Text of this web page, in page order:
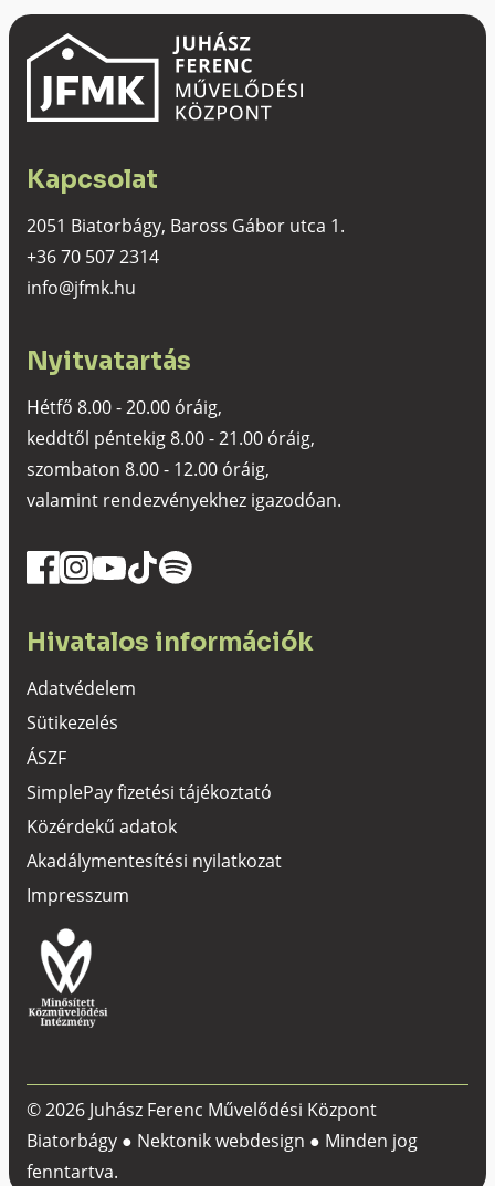
Kapcsolat
2051 Biatorbágy, Baross Gábor utca 1.
+36 70 507 2314
info@jfmk.hu
Nyitvatartás
Hétfő 8.00 - 20.00 óráig,
keddtől péntekig 8.00 - 21.00 óráig,
szombaton 8.00 - 12.00 óráig,
valamint rendezvényekhez igazodóan.
Hivatalos információk
Adatvédelem
Sütikezelés
ÁSZF
SimplePay fizetési tájékoztató
Közérdekű adatok
Akadálymentesítési nyilatkozat
Impresszum
© 2026 Juhász Ferenc Művelődési Központ
Biatorbágy ● Nektonik webdesign ● Minden jog
fenntartva.